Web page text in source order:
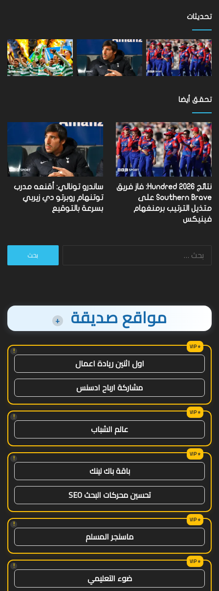
مستوى
العالم
تحديثات
تحقق أيضا
نتائج Hundred 2026: فاز فريق
Southern Brave على
متذيل الترتيب برمنغهام
فينيكس
ساندرو تونالي: أقنعه مدرب
توتنهام روبرتو دي زيربي
بسرعة بالتوقيع
البحث
مواقع صديقة +
!
اول اثنين ريادة اعمال
مشاركة ارباح ادسنس
!
عالم الشباب
!
باقة باك لينك
تحسين محركات البحث SEO
!
ماسنجر المسلم
!
ضوء التعليمي